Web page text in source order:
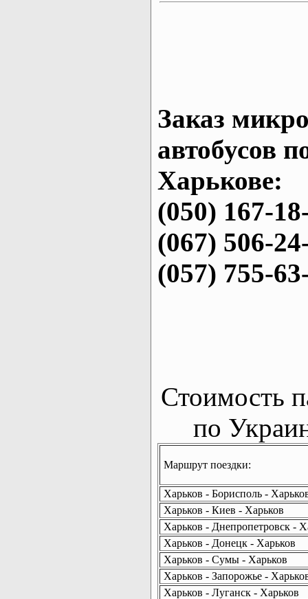
Заказ
автобусов
Харькове:
(050) 167-
(067) 506-
(057) 755-
Стоимость
по
Маршрут поездки:
Харьков - Борисполь -
Харьков - Киев - Харьков
Харьков - Днепропетровск -
Харьков - Донецк - Харьков
Харьков - Сумы - Харьков
Харьков - Запорожье -
Харьков - Луганск - Харьков